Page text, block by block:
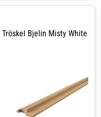
Tröskel Bjelin Misty White